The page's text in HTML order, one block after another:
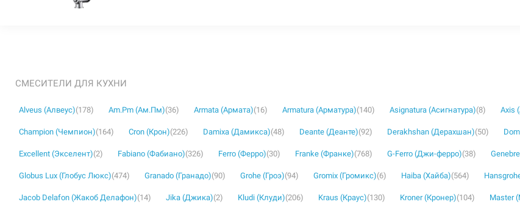
СМЕСИТЕЛИ ДЛЯ КУХНИ
Alveus (Алвеус)(178) Am.Pm (Ам.Пм)(36) Armata (Армата)(16) Armatura (Арматура)(140) Asignatura (Асигнатура)(8) Axis
Champion (Чемпион)(164) Cron (Крон)(226) Damixa (Дамикса)(48) Deante (Деанте)(92) Derakhshan (Дерахшан)(50)
Excellent (Экселент)(2) Fabiano (Фабиано)(326) Ferro (Ферро)(30) Franke (Франке)(768) G-Ferro (Джи-ферро)(38)
Globus Lux (Глобус Люкс)(474) Granado (Гранадо)(90) Grohe (Гроэ)(94) Gromix (Громикс)(6) Haiba (Хайба)(564)
Jacob Delafon (Жакоб Делафон)(14) Jika (Джика)(2) Kludi (Клуди)(206) Kraus (Краус)(130) Kroner (Кронер)(104) Master